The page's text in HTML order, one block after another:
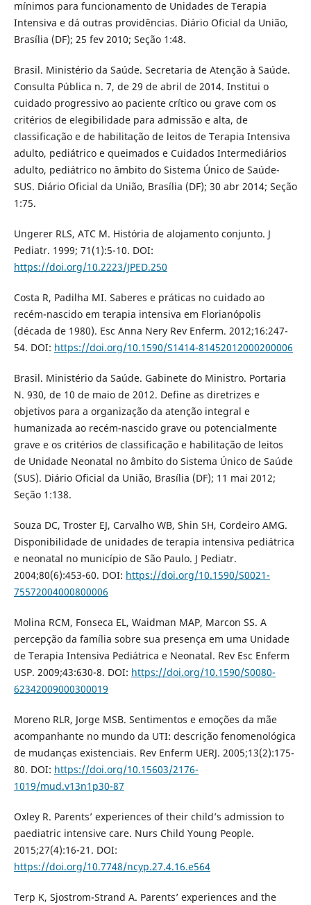
mínimos para funcionamento de Unidades de Terapia
Intensiva e dá outras providências. Diário Oficial da União,
Brasília (DF); 25 fev 2010; Seção 1:48.
Brasil. Ministério da Saúde. Secretaria de Atenção à Saúde.
Consulta Pública n. 7, de 29 de abril de 2014. Institui o
cuidado progressivo ao paciente crítico ou grave com os
critérios de elegibilidade para admissão e alta, de
classificação e de habilitação de leitos de Terapia Intensiva
adulto, pediátrico e queimados e Cuidados Intermediários
adulto, pediátrico no âmbito do Sistema Único de Saúde-
SUS. Diário Oficial da União, Brasília (DF); 30 abr 2014; Seção
1:75.
Ungerer RLS, ATC M. História de alojamento conjunto. J
Pediatr. 1999; 71(1):5-10. DOI:
https://doi.org/10.2223/JPED.250
Costa R, Padilha MI. Saberes e práticas no cuidado ao
recém-nascido em terapia intensiva em Florianópolis
(década de 1980). Esc Anna Nery Rev Enferm. 2012;16:247-
54. DOI: https://doi.org/10.1590/S1414-81452012000200006
Brasil. Ministério da Saúde. Gabinete do Ministro. Portaria
N. 930, de 10 de maio de 2012. Define as diretrizes e
objetivos para a organização da atenção integral e
humanizada ao recém-nascido grave ou potencialmente
grave e os critérios de classificação e habilitação de leitos
de Unidade Neonatal no âmbito do Sistema Único de Saúde
(SUS). Diário Oficial da União, Brasília (DF); 11 mai 2012;
Seção 1:138.
Souza DC, Troster EJ, Carvalho WB, Shin SH, Cordeiro AMG.
Disponibilidade de unidades de terapia intensiva pediátrica
e neonatal no município de São Paulo. J Pediatr.
2004;80(6):453-60. DOI: https://doi.org/10.1590/S0021-
75572004000800006
Molina RCM, Fonseca EL, Waidman MAP, Marcon SS. A
percepção da família sobre sua presença em uma Unidade
de Terapia Intensiva Pediátrica e Neonatal. Rev Esc Enferm
USP. 2009;43:630-8. DOI: https://doi.org/10.1590/S0080-
62342009000300019
Moreno RLR, Jorge MSB. Sentimentos e emoções da mãe
acompanhante no mundo da UTI: descrição fenomenológica
de mudanças existenciais. Rev Enferm UERJ. 2005;13(2):175-
80. DOI: https://doi.org/10.15603/2176-
1019/mud.v13n1p30-87
Oxley R. Parents’ experiences of their child’s admission to
paediatric intensive care. Nurs Child Young People.
2015;27(4):16-21. DOI:
https://doi.org/10.7748/ncyp.27.4.16.e564
Terp K, Sjostrom-Strand A. Parents’ experiences and the